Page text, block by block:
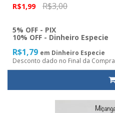
R$1,99
R$3,00
5% OFF - PIX
10% OFF - Dinheiro Especie
R$1,79 em Dinheiro Especie
Desconto dado no Final da Compra